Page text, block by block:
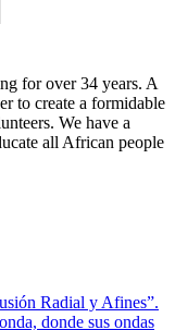
for over 34 years. A
to create a formidable
We have a
all African people
Radial y Afines”.
donde sus ondas